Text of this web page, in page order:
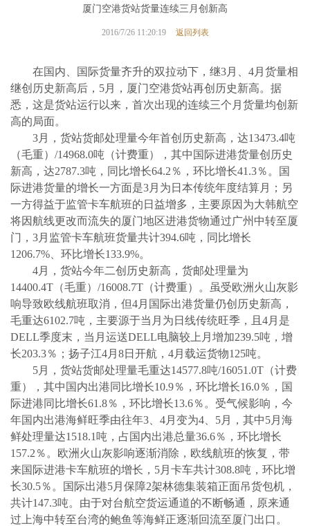
厦门空港货站货量连续三月创新高
2016/7/26 11:20:19 返回列表
在国内、国际货量齐升的双拉动下，继3月、 4月货量相
继创历史新高后， 5月，厦门空港货站再创历史新高。据
悉，这是货站运行以来，首次出现的连续三个月货量均创新
高的局面。
3月，货站货邮处理量今年首创历史新高，达13473.4吨
（毛重） /14968.0吨（计费重），其中国际进港货量创历史
新高，达2787.3吨，同比增长64.2 ％，环比增长41.3％。国
际进港货量的增长一方面是3月为日本传统年度结算月；另
一方得益于监管卡车航班的日益增多，主要原因为大韩航空
将因航线更改而流失的厦门地区进港货物通过广州中转至厦
门， 3月监管卡车航班货量共计394.6吨，同比增长
1206.7% 、环比增长133.9%。
4月，货站今年二创历史新高，货邮处理量为
14400.4T （毛重） /16008.7T （计费重）。虽受欧洲火山灰影
响导致欧线航班取消，但4月国际出港货量仍创历史新高，
毛重达6102.7吨，主要源于当月为日线传统旺季，且 4月是
DELL季度末，当月运送DELL电脑较上月增加239.5吨，增
长203.3％；扬子江4月 8日 开航， 4月载运货物125吨。
5月，货站货邮处理量毛重达14577.8吨/16051.0T （计费
重），其中国内出港同比增长10.9％，环比增长16.0％，国
际进港同比增长61.8％，环比增长13.6％。受气候影响，今
年国内出港海鲜旺季由往年3 4月变为4 5月，其中5月海
鲜处理量达1518.1 吨，占国内出港总量36.6％，环比增长
157.2 ％。欧洲火山灰影响逐渐消除，欧线航班的恢复，带
来国际进港卡车航班的增长， 5月卡车共计308.8吨，环比增
长30.5％。国际出港5月保障2架林德集装箱正面吊货包机，
共计147.3吨。由于对台航空货运通道的不断畅通，原来通
过上海中转至台湾的鲍鱼等海鲜正逐渐回流至厦门出口。